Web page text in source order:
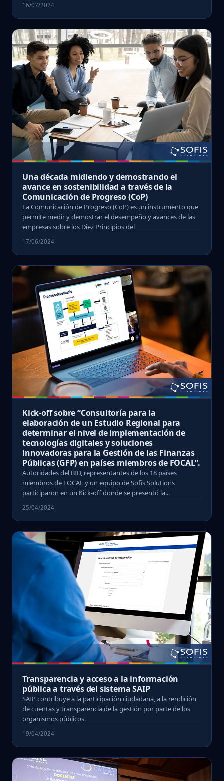
16/07/2024
Una década midiendo y demostrando el
avance en sostenibilidad a través de la
Comunicación de Progreso (CoP)
La Comunicación de Progreso (CoP) es un instrumento que
permite medir y demostrar el desempeño y avances de las
empresas sobre los Diez Principios del
17/06/2024
Kick-off sobre “Consultoría para la
elaboración de un Estudio Regional para
determinar el nivel de implementación de
tecnologías digitales y soluciones
innovadoras para la Gestión de las Finanzas
Públicas (GFP) en países miembros de FOCAL”.
Autoridades del BID, representantes de los 18 países
miembros de FOCAL y un equipo de Sofis Solutions
participaron en un Kick-off donde se presentó la...
25/04/2024
Transparencia y acceso a la información
pública a través del sistema SAIP
SAIP contribuye a la participación ciudadana, a la rendición
de cuentas y transparencia de la gestión por parte de los
organismos públicos.
19/04/2024